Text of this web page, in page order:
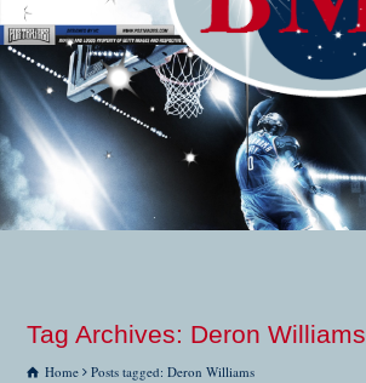
Tag Archives: Deron Williams
Home Posts tagged: Deron Williams